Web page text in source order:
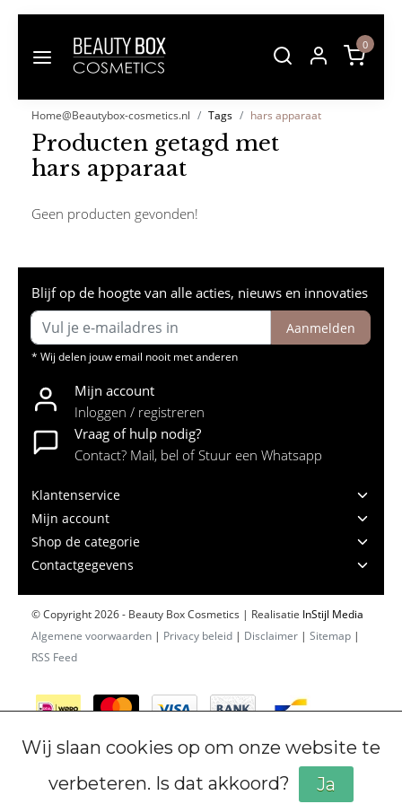
0
Home@Beautybox-cosmetics.nl Tags hars apparaat
Producten getagd met
hars apparaat
Geen producten gevonden!
Blijf op de hoogte van alle acties, nieuws en innovaties
Aanmelden
* Wij delen jouw email nooit met anderen
Mijn account
Inloggen / registreren
Vraag of hulp nodig?
Contact? Mail, bel of Stuur een Whatsapp
Klantenservice
Mijn account
Shop de categorie
Contactgegevens
© Copyright 2026 - Beauty Box Cosmetics | Realisatie InStijl Media
Algemene voorwaarden | Privacy beleid | Disclaimer | Sitemap |
RSS Feed
Wij slaan cookies op om onze website te
verbeteren. Is dat akkoord?
Ja